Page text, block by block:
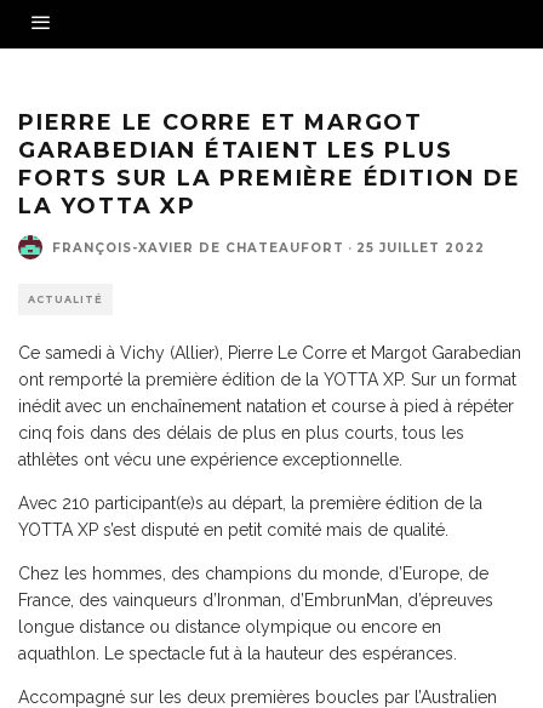
PIERRE LE CORRE ET MARGOT
GARABEDIAN ÉTAIENT LES PLUS
FORTS SUR LA PREMIÈRE ÉDITION DE
LA YOTTA XP
FRANÇOIS-XAVIER DE CHATEAUFORT · 25 JUILLET 2022
ACTUALITÉ
Ce samedi à Vichy (Allier), Pierre Le Corre et Margot Garabedian
ont remporté la première édition de la YOTTA XP. Sur un format
inédit avec un enchaînement natation et course à pied à répéter
cinq fois dans des délais de plus en plus courts, tous les
athlètes ont vécu une expérience exceptionnelle.
Avec 210 participant(e)s au départ, la première édition de la
YOTTA XP s’est disputé en petit comité mais de qualité.
Chez les hommes, des champions du monde, d’Europe, de
France, des vainqueurs d’Ironman, d’EmbrunMan, d’épreuves
longue distance ou distance olympique ou encore en
aquathlon. Le spectacle fut à la hauteur des espérances.
Accompagné sur les deux premières boucles par l’Australien